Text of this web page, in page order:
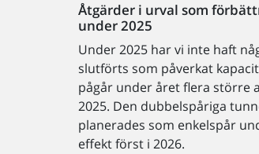
Åtgärder i urval som
under 2025
Under 2025 har vi inte haft
slutförts som påverkat
pågår under året flera större
2025. Den dubbelspåriga
planerades som enkelspår
effekt först i 2026.